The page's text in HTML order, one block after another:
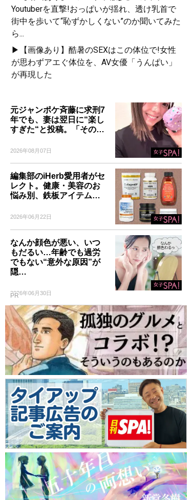
Youtuberを直撃!おっぱいが揺れ、透け乳首で
街中を歩いて“恥ずかしくない”のか聞いてみた
ら...
▶【画像あり】酷暑のSEXはこの体位で!女性
が思わずアエぐ体位を、AV女優「うんぱい」
が再現した
元ジャンポケ斉藤に求刑7
年でも、妻は翌日に“楽し
すぎた“と投稿。「その…
2026年08月07日
編集部のiHerb愛用者がセ
レクト。健康・美容のお
悩み別、鉄板アイテム…
2026年06月22日
なんか顔色が悪い、いつ
もだるい…年齢でも過労
でもない“意外な原因”が
隠…
2026年06月30日
PR